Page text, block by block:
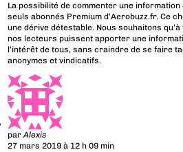
La possibilité de commenter une
seuls abonnés Premium d’Aerobuzz.fr. Ce
une dérive détestable. Nous souhaitons
nos lecteurs puissent apporter une
l’intérêt de tous, sans craindre de se faire
anonymes et vindicatifs.
parAlexis
27 mars 2019 à 12 h 09 min